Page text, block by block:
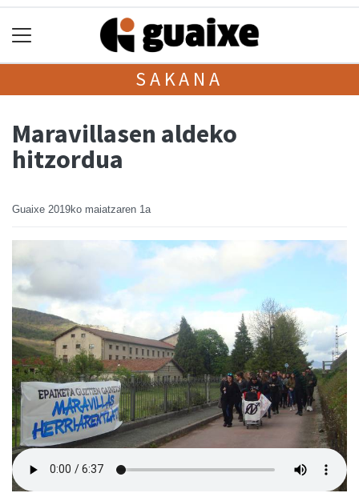
SAKANA
Maravillasen aldeko
hitzordua
Guaixe 2019ko maiatzaren 1a